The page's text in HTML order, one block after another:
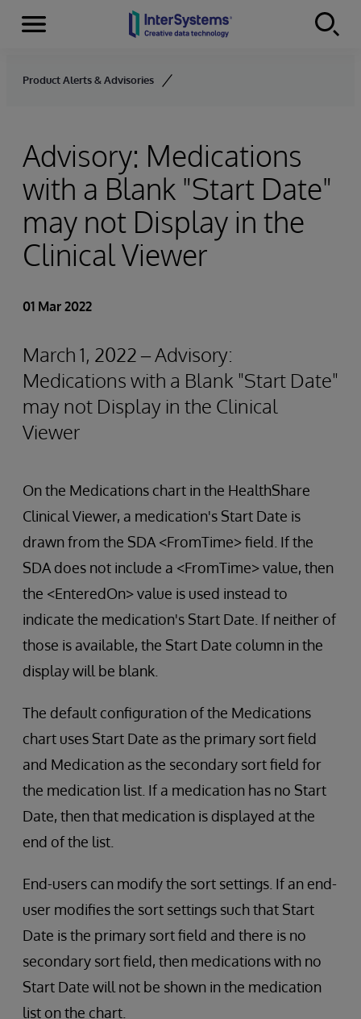
Skip to content
Menu
Product Alerts & Advisories
Advisory: Medications
with a Blank "Start Date"
may not Display in the
Clinical Viewer
01 Mar 2022
March 1, 2022 – Advisory:
Medications with a Blank "Start Date"
may not Display in the Clinical
Viewer
On the Medications chart in the HealthShare
Clinical Viewer, a medication's Start Date is
drawn from the SDA <FromTime> field. If the
SDA does not include a <FromTime> value, then
the <EnteredOn> value is used instead to
indicate the medication's Start Date. If neither of
those is available, the Start Date column in the
display will be blank.
The default configuration of the Medications
chart uses Start Date as the primary sort field
and Medication as the secondary sort field for
the medication list. If a medication has no Start
Date, then that medication is displayed at the
end of the list.
End-users can modify the sort settings. If an end-
user modifies the sort settings such that Start
Date is the primary sort field and there is no
secondary sort field, then medications with no
Start Date will not be shown in the medication
list on the chart.